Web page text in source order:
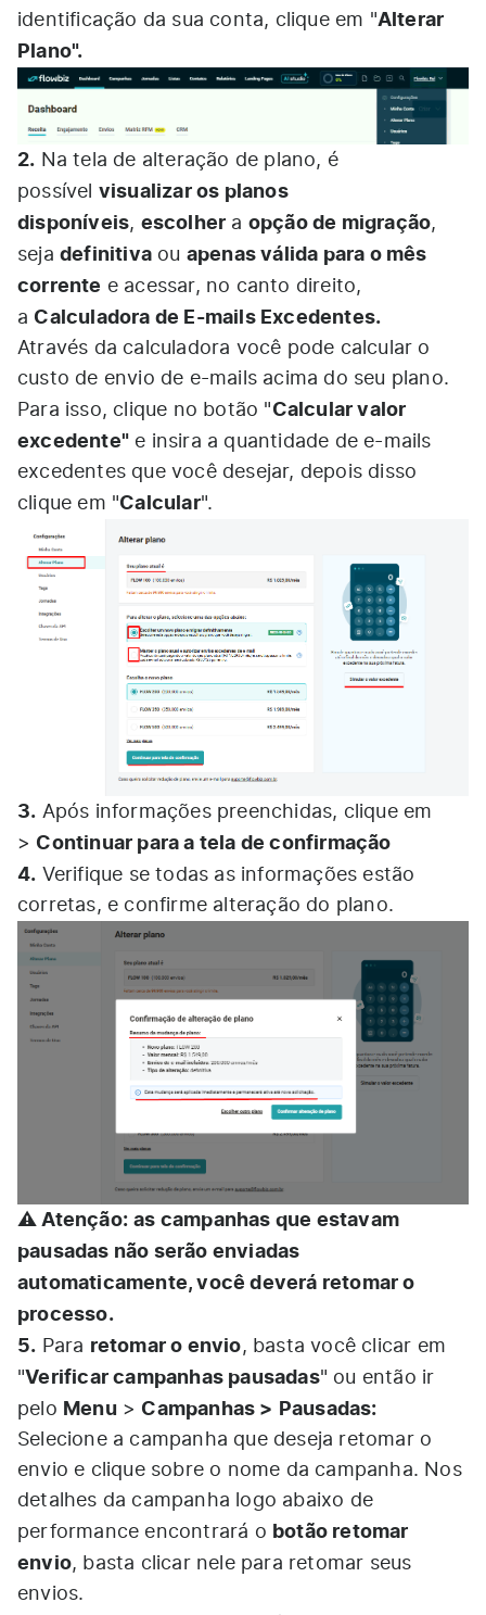
identificação da sua conta, clique em "Alterar
Plano".
2. Na tela de alteração de plano, é
possível visualizar os planos
disponíveis, escolher a opção de migração,
seja definitiva ou apenas válida para o mês
corrente e acessar, no canto direito,
a Calculadora de E-mails Excedentes.
Através da calculadora você pode calcular o
custo de envio de e-mails acima do seu plano.
Para isso, clique no botão "Calcular valor
excedente" e insira a quantidade de e-mails
excedentes que você desejar, depois disso
clique em "Calcular".
3. Após informações preenchidas, clique em
> Continuar para a tela de confirmação
4. Verifique se todas as informações estão
corretas, e confirme alteração do plano.
⚠️ Atenção: as campanhas que estavam
pausadas não serão enviadas
automaticamente, você deverá retomar o
processo.
5. Para retomar o envio, basta você clicar em
"Verificar campanhas pausadas" ou então ir
pelo Menu> Campanhas > Pausadas:
Selecione a campanha que deseja retomar o
envio e clique sobre o nome da campanha. Nos
detalhes da campanha logo abaixo de
performance encontrará o botão retomar
envio, basta clicar nele para retomar seus
envios.